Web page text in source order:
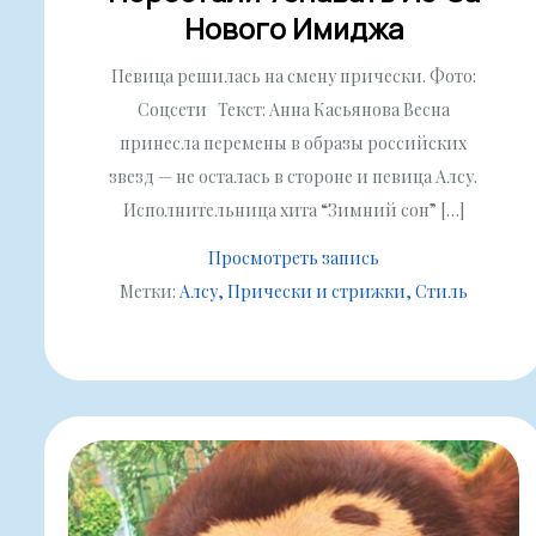
Нового Имиджа
Певица решилась на смену прически. Фото:
Соцсети Текст: Анна Касьянова Весна
принесла перемены в образы российских
звезд — не осталась в стороне и певица Алсу.
Исполнительница хита “Зимний сон” […]
Просмотреть запись
Метки: Алсу Прически и стрижки Стиль